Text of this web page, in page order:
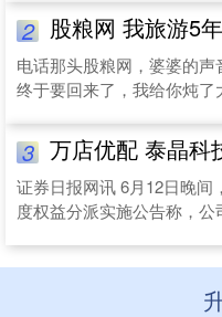
2 股粮网 我旅游5年回家，婆婆
电话那头股粮网，婆婆的声
终于要回来了，我给你炖了
3 万店优配 泰晶科技：
证券日报网讯 6月12日晚间
度权益分派实施公告称，公